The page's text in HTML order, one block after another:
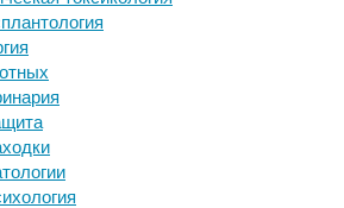
,
,
мог покрывать океан
километра
в детстве повлиял
взрослых людей к
цветные яйца